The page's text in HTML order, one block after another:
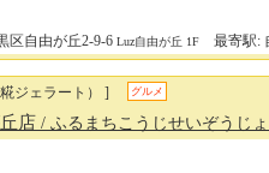
区自由が丘2-9-6 Luz自由が丘 1F 最寄駅:
ジェラート） ] グルメ
店 / ふるまちこうじせいぞうじょ